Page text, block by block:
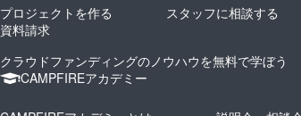
プロジェクトを作る
スタッフに相談する
資料請求
クラウドファンディングのノウハウを無料で学ぼう
CAMPFIREアカデミー